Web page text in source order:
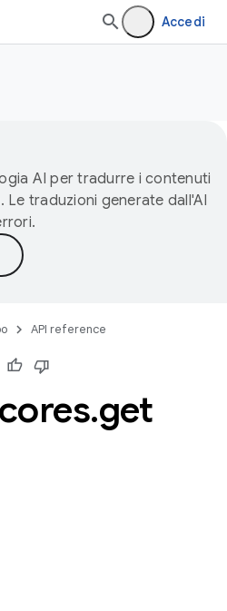
Accedi
AI per tradurre i contenuti
Le traduzioni generate dall'AI
API reference
.get